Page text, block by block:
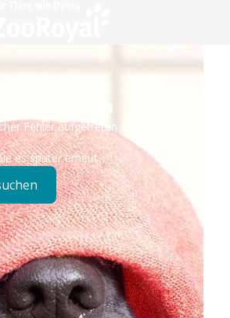
Problem
Fehler aufgetreten – wir sind
es später erneut.